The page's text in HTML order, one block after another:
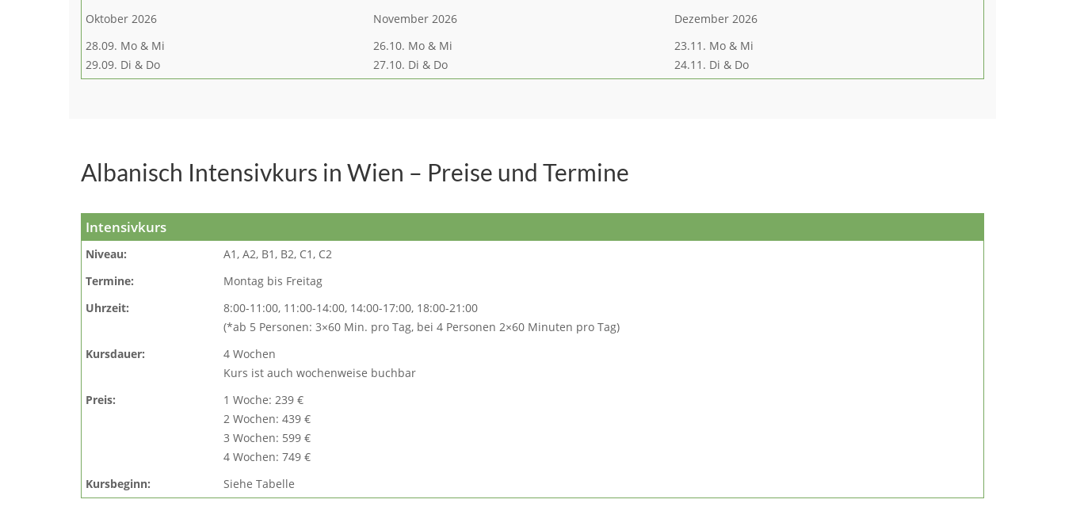
Oktober 2026
November 2026
Dezember 2026
28.09. Mo & Mi
29.09. Di & Do
26.10. Mo & Mi
27.10. Di & Do
23.11. Mo & Mi
24.11. Di & Do
Albanisch Intensivkurs in Wien – Preise und Termine
Intensivkurs
Niveau:
A1, A2, B1, B2, C1, C2
Termine:
Montag bis Freitag
Uhrzeit:
8:00-11:00, 11:00-14:00, 14:00-17:00, 18:00-21:00
(*ab 5 Personen: 3×60 Min. pro Tag, bei 4 Personen 2×60 Minuten pro Tag)
Kursdauer:
4 Wochen
Kurs ist auch wochenweise buchbar
Preis:
1 Woche: 239 €
2 Wochen: 439 €
3 Wochen: 599 €
4 Wochen: 749 €
Kursbeginn:
Siehe Tabelle